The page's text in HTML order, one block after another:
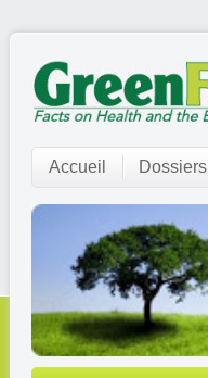
Accueil Dossiers